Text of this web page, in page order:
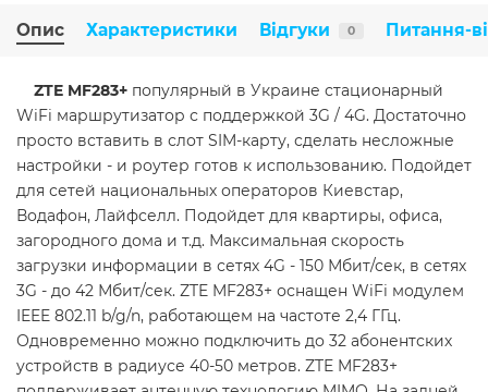
Опис Характеристики Відгуки 0 Питання-
ZTE MF283+ популярный в Украине стационарный
WiFi маршрутизатор с поддержкой 3G / 4G. Достаточно
просто вставить в слот SIM-карту, сделать несложные
настройки - и роутер готов к использованию. Подойдет
для сетей национальных операторов Киевстар,
Водафон, Лайфселл. Подойдет для квартиры, офиса,
загородного дома и т.д. Максимальная скорость
загрузки информации в сетях 4G - 150 Мбит/сек, в сетях
3G - до 42 Мбит/сек. ZTE MF283+ оснащен WiFi модулем
IEEE 802.11 b/g/n, работающем на частоте 2,4 ГГц.
Одновременно можно подключить до 32 абонентских
устройств в радиусе 40-50 метров. ZTE MF283+